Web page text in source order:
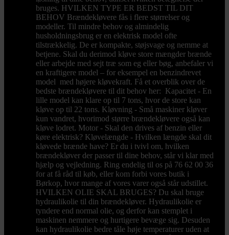
bruges. HVILKEN TYPE ER BEDST TIL DIT
BEHOV Brændekløvere fås i flere størrelser og
modeller. Til mindre behov og almindelig
husholdningsbrug er en elektrisk model ofte
tilstrækkelig. De er kompakte, støjsvage og nemme at
betjene. Skal du derimod kløve store mængder brænde
eller arbejde med sejt træ som eg eller bøg, anbefaler vi
en kraftigere model – for eksempel en benzindrevet
model med højere kløvekraft. Få et overblik over de
bedste brændekløvere til dit behov her: Kapacitet - En
lille model kan klare op til 7 tons, hvor de store kan
kløve op til 22 tons. Kløvning - Små maskiner kløver
kun vandret, hvorimod større brændekløvere også kan
kløve lodret. Motor - Skal den drives af benzin eller
køre elektrisk? Kløvelængde - Hvilken længde skal dit
kløvede brænde have? Er du i tvivl om, hvilken
brændekløver der passer til dine behov, står vi klar med
hjælp og vejledning. Ring endelig til os på 76 62 00 36
for at få råd til køb, eller kom forbi vores butik i
Børkop, hvor mange af vores varer også står udstillet.
HVILKEN OLIE SKAL BRUGES? Du skal bruge
hydraulikolie til din brændekløver. Hydraulikolie er
tyndere end normal olie, og derfor kan stemplet i
maskinen nemmere og hurtigere bevæge sig. Desuden
kan hydraulikolie bedre tåle høje temperaturer uden at